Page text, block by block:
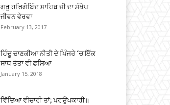
ਗੁਰੂ ਹਰਿਗੋਬਿੰਦ ਸਾਹਿਬ ਜੀ ਦਾ ਸੰਖੇਪ
ਜੀਵਨ ਵੇਰਵਾ
February 13, 2017
ਹਿੰਦੂ ਚਾਣਕੀਆ ਨੀਤੀ ਦੇ ਪਿੰਜਰੇ ‘ਚ ਇੱਕ
ਸਾਧ ਤੋਤਾ ਵੀ ਫਸਿਆ
January 15, 2018
ਵਿੱਦਿਆ ਵੀਚਾਰੀ ਤਾਂ; ਪਰਉਪਕਾਰੀ॥